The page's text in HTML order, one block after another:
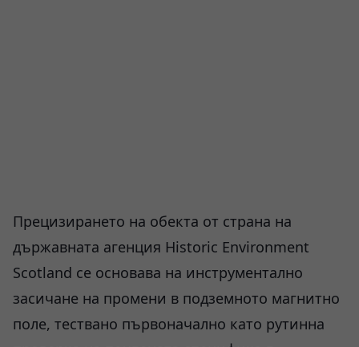
Прецизирането на обекта от страна на
държавната агенция Historic Environment
Scotland се основава на инструментално
засичане на промени в подземното магнитно
поле, тествано първоначално като рутинна